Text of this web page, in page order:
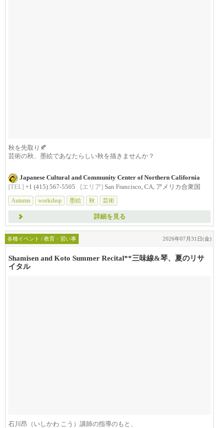
秋を先取り🍂
芸術の秋、墨絵であなたらしい秋を描きませんか？
墨絵の巨匠、吉川文代氏を講師に迎える秋...
Japanese Cultural and Community Center of Northern California
[TEL] +1 (415) 567-5505 [エリア] San Francisco, CA, アメリカ合衆国
Autumn
workshop 墨絵 秋 芸術
詳細を見る
各種イベント / 教育・習い事 2026年07月31日(金)
Shamisen and Koto Summer Recital**三味線&琴、夏のリサ
イタル
石川昂（いしかわ こう）講師の指導のもと、